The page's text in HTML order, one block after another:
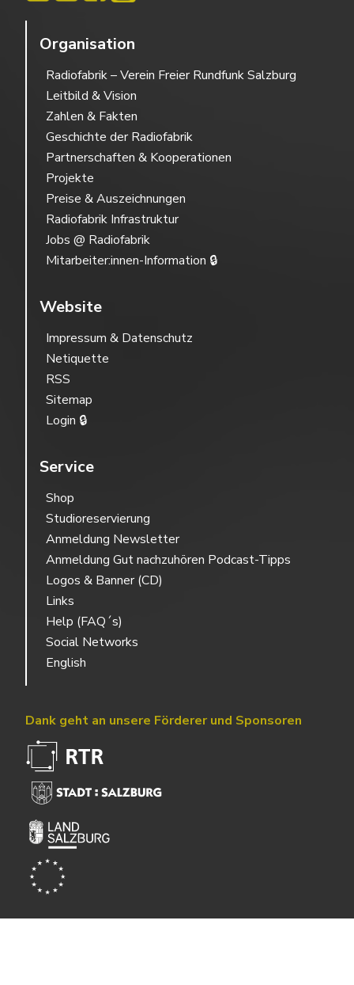
Organisation
Radiofabrik – Verein Freier Rundfunk Salzburg
Leitbild & Vision
Zahlen & Fakten
Geschichte der Radiofabrik
Partnerschaften & Kooperationen
Projekte
Preise & Auszeichnungen
Radiofabrik Infrastruktur
Jobs @ Radiofabrik
Mitarbeiter:innen-Information 🔒
Website
Impressum & Datenschutz
Netiquette
RSS
Sitemap
Login 🔒
Service
Shop
Studioreservierung
Anmeldung Newsletter
Anmeldung Gut nachzuhören Podcast-Tipps
Logos & Banner (CD)
Links
Help (FAQ´s)
Social Networks
English
Dank geht an unsere Förderer und Sponsoren